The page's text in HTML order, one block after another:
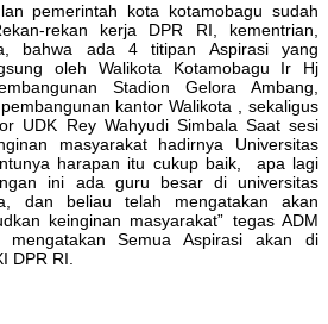
pemerintah kota kotamobagu sudah
rekan kerja DPR RI, kementrian,
bahwa ada 4 titipan Aspirasi yang
oleh Walikota Kotamobagu Ir Hj
Stadion Gelora Ambang,
kantor Walikota , sekaligus
UDK Rey Wahyudi Simbala Saat sesi
masyarakat hadirnya Universitas
harapan itu cukup baik, apa lagi
ini ada guru besar di universitas
dan beliau telah mengatakan akan
keinginan masyarakat” tegas ADM
Semua Aspirasi akan di
DPR RI.